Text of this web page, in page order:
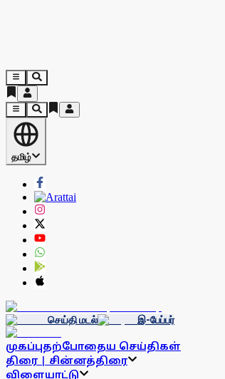
தமிழ்
செய்தி மடல் இ-பேப்பர்
முகப்புதற்போதைய செய்திகள்
திரை | சின்னத்திரை
விளையாட்டு